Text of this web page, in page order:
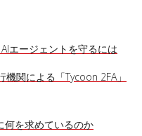
エージェントを守るには
関による「Tycoon 2FA」
何を求めているのか